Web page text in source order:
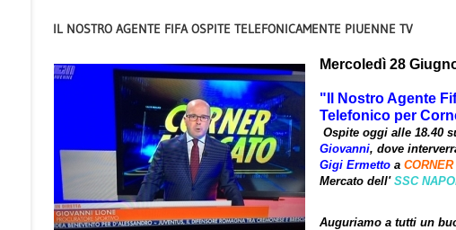
IL NOSTRO AGENTE FIFA OSPITE TELEFONICAMENTE PIUENNE TV
Mercoledì 28
"Il Nostro Agente
Telefonico per
Ospite oggi alle 18.40
Giovanni, dove
Gigi Ermetto a
Mercato dell'SSC
Auguriamo a tutti un